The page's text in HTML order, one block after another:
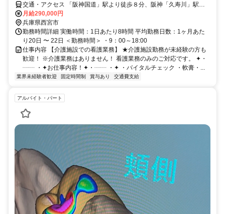
交通・アクセス 「阪神国道」駅より徒歩８分、阪神「久寿川」駅よ
り徒歩約13分、阪神バス「津門」停留所徒歩3分
月給290,000円
兵庫県西宮市
勤務時間詳細 実働時間：1日あたり8時間 平均勤務日数：1ヶ月あた
り20日 〜 22日 ＜勤務時間＞ ・9：00～18:00
仕事内容 【介護施設での看護業務】 ★介護施設勤務が未経験の方も
歓迎！ ※介護業務はありません！ 看護業務のみのご対応です。 ✦・
┈┈ ・✦お仕事内容！✦・┈┈ ・✦ ・バイタルチェック ・軟膏・...
業界未経験者歓迎 固定時間制 賞与あり 交通費支給
アルバイト・パート